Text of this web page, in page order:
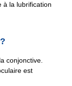
à la lubrification
conjonctive.
est